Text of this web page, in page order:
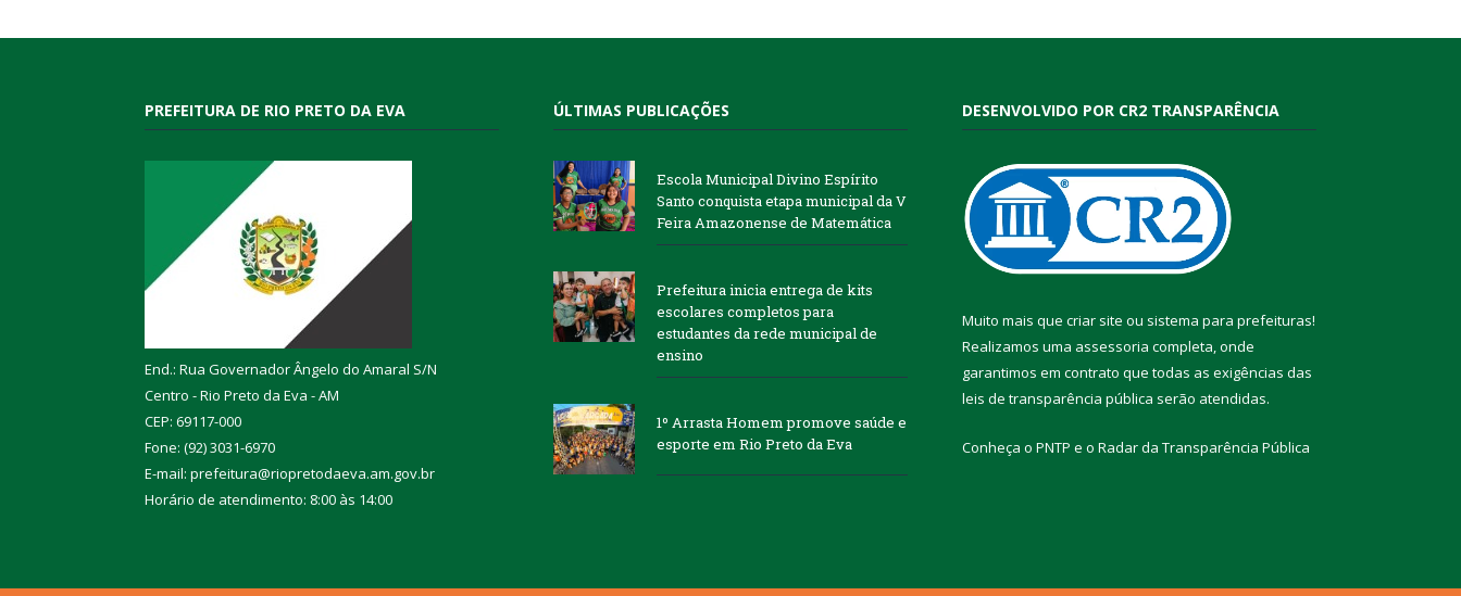
PREFEITURA DE RIO PRETO DA EVA
End.: Rua Governador Ângelo do Amaral S/N
Centro - Rio Preto da Eva - AM
CEP: 69117-000
Fone: (92) 3031-6970
E-mail: prefeitura@riopretodaeva.am.gov.br
Horário de atendimento: 8:00 às 14:00
ÚLTIMAS PUBLICAÇÕES
Escola Municipal Divino Espírito
Santo conquista etapa municipal da V
Feira Amazonense de Matemática
Prefeitura inicia entrega de kits
escolares completos para
estudantes da rede municipal de
ensino
1º Arrasta Homem promove saúde e
esporte em Rio Preto da Eva
DESENVOLVIDO POR CR2 TRANSPARÊNCIA
Muito mais que criar site ou sistema para prefeituras!
Realizamos uma assessoria completa, onde
garantimos em contrato que todas as exigências das
leis de transparência pública serão atendidas.
Conheça o PNTP e o Radar da Transparência Pública